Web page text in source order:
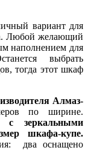
вариант для
Любой желающий
наполнением для
выбрать
тогда этот шкаф
Алмаз-
по ширине.
с зеркальными
шкафа-купе.
два оснащено